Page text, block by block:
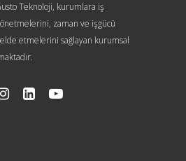
Teknoloji, kurumlara iş
zaman ve işgücü
etmelerini sağlayan kurumsal